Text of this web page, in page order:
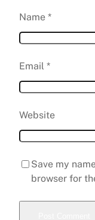
Name *
Email *
Website
Save my
browser for